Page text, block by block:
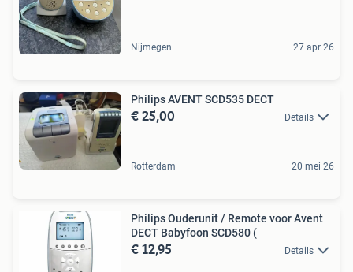
Nijmegen 27 apr 26
Philips AVENT SCD535 DECT
€ 25,00 Details
Rotterdam 20 mei 26
Philips Ouderunit / Remote voor Avent
DECT Babyfoon SCD580 (
€ 12,95 Details